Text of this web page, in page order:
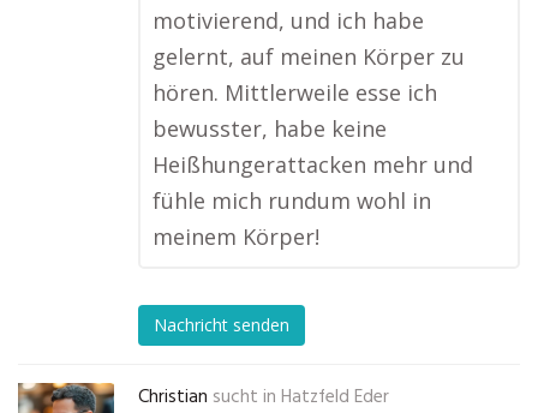
motivierend, und ich habe
gelernt, auf meinen Körper zu
hören. Mittlerweile esse ich
bewusster, habe keine
Heißhungerattacken mehr und
fühle mich rundum wohl in
meinem Körper!
Nachricht senden
Christian sucht in Hatzfeld Eder